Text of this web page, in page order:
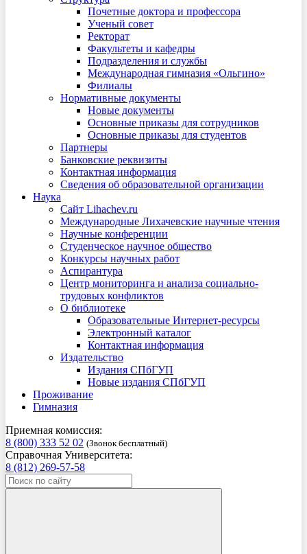
Почетные доктора и профессора
Ученый совет
Ректорат
Факультеты и кафедры
Подразделения и службы
Международная гимназия «Ольгино»
Филиалы
Нормативные документы
Новые документы
Основные приказы для сотрудников
Основные приказы для студентов
Партнеры
Банковские реквизиты
Контактная информация
Сведения об образовательной организации
Наука
Сайт Lihachev.ru
Международные Лихачевские научные чтения
Научные конференции
Студенческое научное общество
Конкурсы научных работ
Аспирантура
Центр мониторинга и анализа социально-
трудовых конфликтов
О библиотеке
Образовательные Интернет-ресурсы
Электронный каталог
Контактная информация
Издательство
Издания СПбГУП
Новые издания СПбГУП
Проживание
Гимназия
Приемная комиссия:
8 (800) 333 52 02 (Звонок бесплатный)
Справочная Университета:
8 (812) 269-57-58